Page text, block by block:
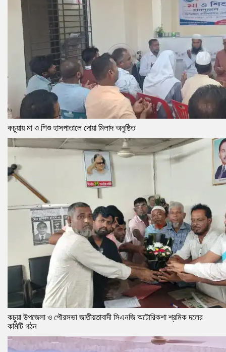
কচুয়ায় মা ও শিশু হাসপাতালে দোয়া মিলাদ অনুষ্ঠিত
কচুয়া উপজেলা ও পৌরসভা জাতীয়তাবাদী সিএনজি অটোরিকশা শ্রমিক দলের
কমিটি গঠন